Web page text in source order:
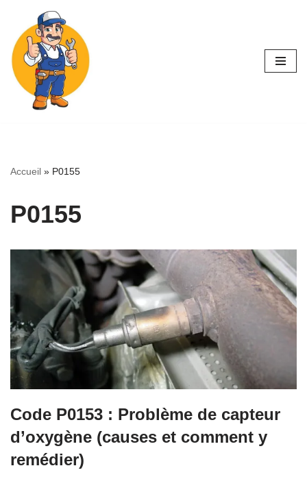
Aller
au
contenu
Accueil » P0155
P0155
Code P0153 : Problème de capteur
d’oxygène (causes et comment y
remédier)